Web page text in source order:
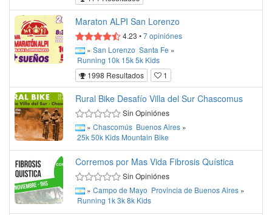
Maraton ALPI San Lorenzo
4.23 •7opiniónes
» San Lorenzo Santa Fe »
Running 10k 15k5k Kids
1998 Resultados
1
Rural Bike Desafío Villa del Sur Chascomus
Sin Opiniónes
» Chascomús Buenos Aires »
25k50k Kids Mountain Bike
Corremos por Mas Vida Fibrosis Quística
Sin Opiniónes
» Campo de Mayo Provincia de Buenos Aires »
Running 1k3k8k Kids